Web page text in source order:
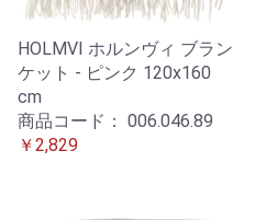
HOLMVI ホルンヴィ ブラン
ケット - ピンク 120x160
cm
商品コード： 006.046.89
￥2,829